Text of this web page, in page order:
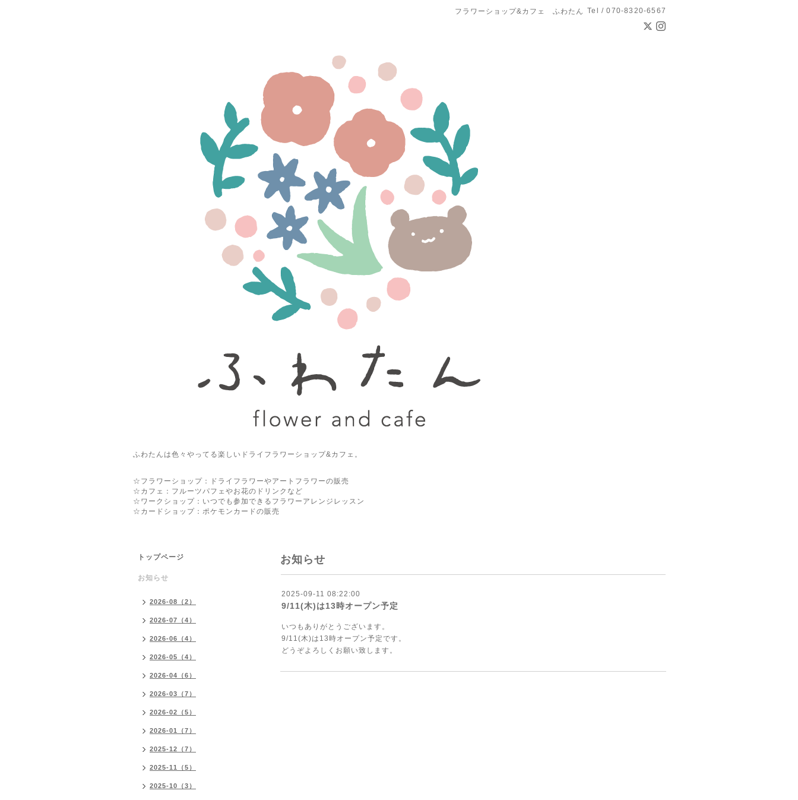
フラワーショップ&カフェ ふわたん Tel / 070-8320-6567
ふわたんは色々やってる楽しいドライフラワーショップ&カフェ。
☆フラワーショップ：ドライフラワーやアートフラワーの販売
☆カフェ：フルーツパフェやお花のドリンクなど
☆ワークショップ：いつでも参加できるフラワーアレンジレッスン
☆カードショップ：ポケモンカードの販売
お知らせ
2025-09-11 08:22:00
9/11(木)は13時オープン予定
いつもありがとうございます。
9/11(木)は13時オープン予定です。
どうぞよろしくお願い致します。
トップページ
お知らせ
2026-08（2）
2026-07（4）
2026-06（4）
2026-05（4）
2026-04（6）
2026-03（7）
2026-02（5）
2026-01（7）
2025-12（7）
2025-11（5）
2025-10（3）